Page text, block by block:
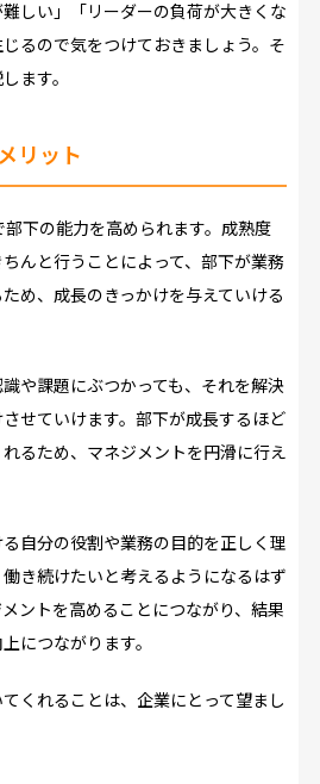
しい」「リーダーの負荷が大きくな
るので気をつけておきましょう。そ
ます。
リット
下の能力を高められます。成熟度
んと行うことによって、部下が業務
め、成長のきっかけを与えていける
や課題にぶつかっても、それを解決
せていけます。部下が成長するほど
るため、マネジメントを円滑に行え
自分の役割や業務の目的を正しく理
き続けたいと考えるようになるはず
ントを高めることにつながり、結果
につながります。
くれることは、企業にとって望まし